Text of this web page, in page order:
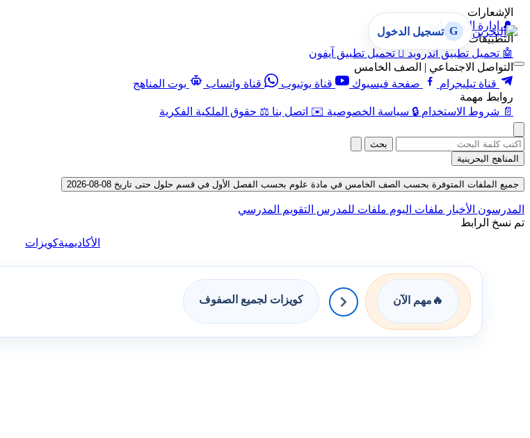
الإشعارات
🔔 إدارة الإشعارات
التطبيقات
🤖 تحميل تطبيق أندرويد  تحميل تطبيق آيفون
التواصل الاجتماعي | الصف الخامس
قناة تيليجرام
صفحة فيسبوك قناة يوتيوب قناة واتساب
بوت المناهج
روابط مهمة
📄 شروط الاستخدام 🔒 سياسة الخصوصية ✉️ اتصل بنا ⚖️ حقوق الملكية الفكرية
G تسجيل الدخول
بحث
المناهج البحرينية
جميع الملفات المتوفرة بحسب الصف الخامس في مادة علوم بحسب الفصل الأول في قسم حلول حتى تاريخ 08-08-2026
المدرسون الأخبار ملفات اليوم ملفات للمدرس التقويم المدرسي
تم نسخ الرابط
الأكاديميةكويزات
🔥 مهم الآن كويزات لجميع الصفوف